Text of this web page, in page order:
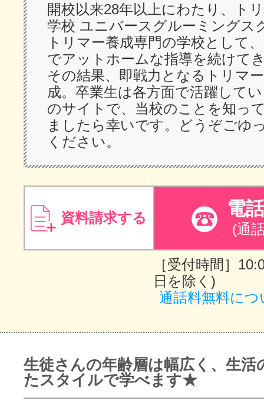
開校以来28年以上にわたり、ト
学校 ユニバースグルーミングス
トリマー養成専門の学校として
でアットホームな指導を続けて
その結果、即戦力となるトリマ
成。卒業生は各方面で活躍して
のサイトで、当校のことを知っ
ましたら幸いです。どうぞごゆ
ください。
資料請求する 電
(通
［受付時間］
日を除く)
通話料無料につ
生徒さんの年齢層は幅広く、生活
たスタイルで学べます★